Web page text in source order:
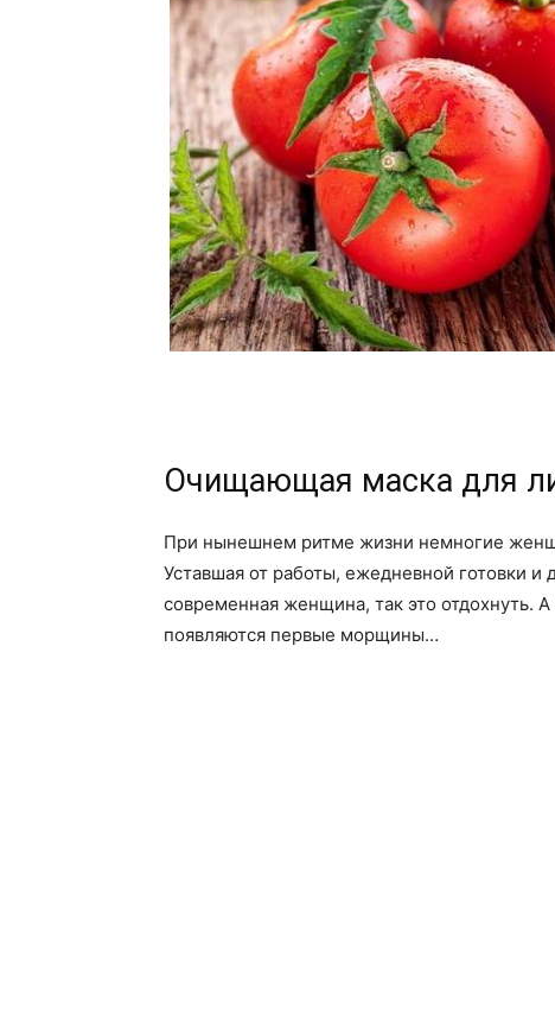
Очищающая маска для
При нынешнем ритме жизни немногие
Уставшая от работы, ежедневной готовки
современная женщина, так это отдохнуть.
появляются первые морщины…